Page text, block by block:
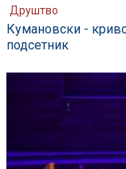
Друштво
Кумановски -
подсетник